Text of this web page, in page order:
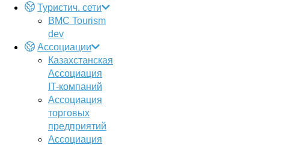
Туристич. сети
BMC Tourism
dev
Ассоциации
Казахстанская
Ассоциация
IT-компаний
Ассоциация
торговых
предприятий
Ассоциация